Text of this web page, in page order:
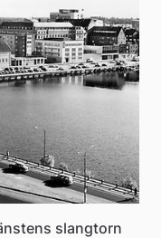
slangtorn